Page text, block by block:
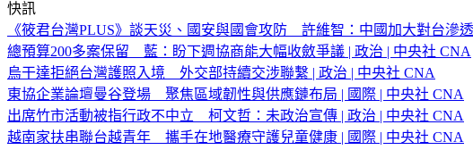
快訊
《筱君台灣PLUS》談天災、國安與國會攻防 許維智：中國加大對台滲
總預算200多案保留 藍：盼下週協商能大幅收斂爭議 | 政治 | 中央社 CNA
烏干達拒絕台灣護照入境 外交部持續交涉聯繫 | 政治 | 中央社 CNA
東協企業論壇曼谷登場 聚焦區域韌性與供應鏈布局 | 國際 | 中央社 CNA
出席竹市活動被指行政不中立 柯文哲：未政治宣傳 | 政治 | 中央社 CNA
越南家扶串聯台越青年 攜手在地醫療守護兒童健康 | 國際 | 中央社 CNA